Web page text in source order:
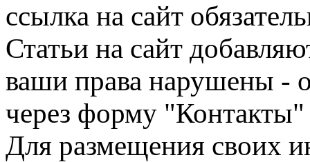
ссылка на сайт
Статьи на сайт
ваши права нарушены -
через форму "Контакты"
Для размещения своих